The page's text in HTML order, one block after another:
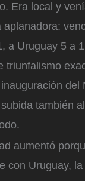
Era local y
a Uruguay 5 a
triunfalismo
también
aumentó
con Uruguay,